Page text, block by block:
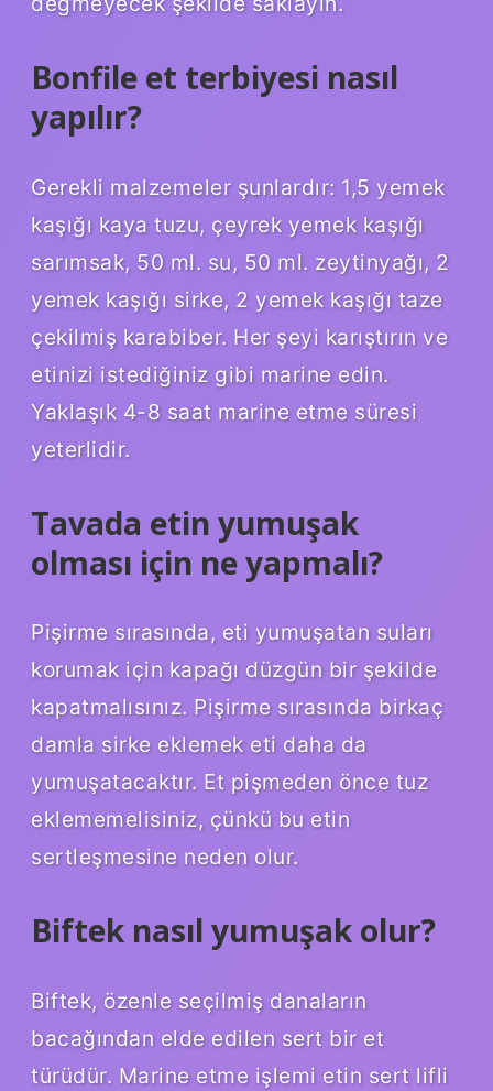
Bonfile et terbiyesi nasıl
yapılır?
Gerekli malzemeler şunlardır: 1,5 yemek
kaşığı kaya tuzu, çeyrek yemek kaşığı
sarımsak, 50 ml. su, 50 ml. zeytinyağı, 2
yemek kaşığı sirke, 2 yemek kaşığı taze
çekilmiş karabiber. Her şeyi karıştırın ve
etinizi istediğiniz gibi marine edin.
Yaklaşık 4-8 ​​saat marine etme süresi
yeterlidir.
Tavada etin yumuşak
olması için ne yapmalı?
Pişirme sırasında, eti yumuşatan suları
korumak için kapağı düzgün bir şekilde
kapatmalısınız. Pişirme sırasında birkaç
damla sirke eklemek eti daha da
yumuşatacaktır. Et pişmeden önce tuz
eklememelisiniz, çünkü bu etin
sertleşmesine neden olur.
Biftek nasıl yumuşak olur?
Biftek, özenle seçilmiş danaların
bacağından elde edilen sert bir et
türüdür. Marine etme işlemi etin sert lifli